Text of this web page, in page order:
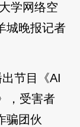
学网络空
城晚报记者
节目《AI
，受害者
骗团伙